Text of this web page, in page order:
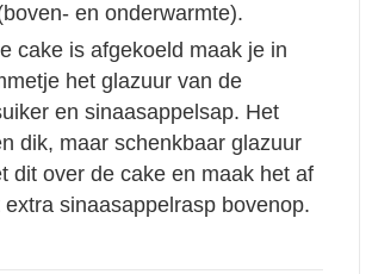
en onderwarmte).
cake is afgekoeld maak je in
het glazuur van de
en sinaasappelsap. Het
dik, maar schenkbaar glazuur
dit over de cake en maak het af
extra sinaasappelrasp bovenop.